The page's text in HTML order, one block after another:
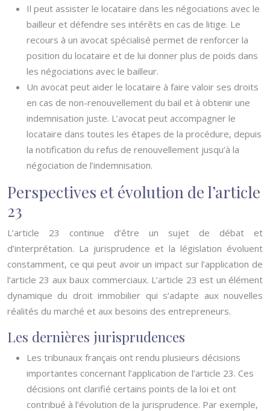
Il peut assister le locataire dans les négociations avec le
bailleur et défendre ses intérêts en cas de litige. Le
recours à un avocat spécialisé permet de renforcer la
position du locataire et de lui donner plus de poids dans
les négociations avec le bailleur.
Un avocat peut aider le locataire à faire valoir ses droits
en cas de non-renouvellement du bail et à obtenir une
indemnisation juste. L’avocat peut accompagner le
locataire dans toutes les étapes de la procédure, depuis
la notification du refus de renouvellement jusqu’à la
négociation de l’indemnisation.
Perspectives et évolution de l’article
23
L’article 23 continue d’être un sujet de débat et
d’interprétation. La jurisprudence et la législation évoluent
constamment, ce qui peut avoir un impact sur l’application de
l’article 23 aux baux commerciaux. L’article 23 est un élément
dynamique du droit immobilier qui s’adapte aux nouvelles
réalités du marché et aux besoins des entrepreneurs.
Les dernières jurisprudences
Les tribunaux français ont rendu plusieurs décisions
importantes concernant l’application de l’article 23. Ces
décisions ont clarifié certains points de la loi et ont
contribué à l’évolution de la jurisprudence. Par exemple,